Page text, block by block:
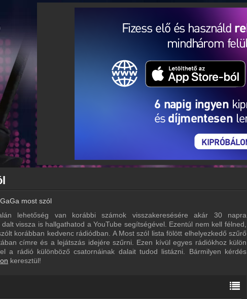
most szól
lehetőség van korábbi számok visszakeresésére akár 30 napra
vissza is hallgathatod a YouTube segítségével. Ezentúl nem kell félned,
korábban kedvenc rádiódban. A Most szól lista fölött elhelyezkedő szűrő
címre és a lejátszás idejére szűrni. Ezen kívül egyes rádiókhoz külön
a rádió különböző csatornáinak dalait tudod listázni. Bármilyen kérdés
keresztül!